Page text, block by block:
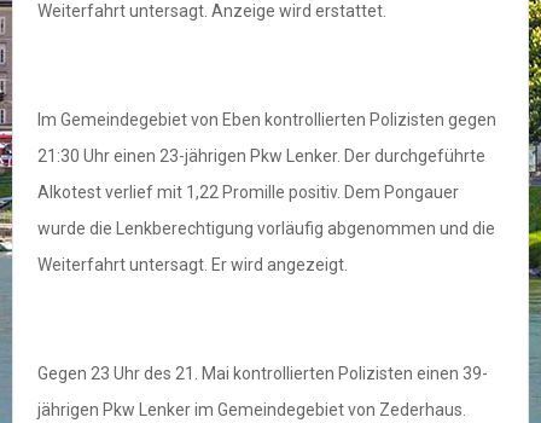
Weiterfahrt untersagt. Anzeige wird erstattet.
Im Gemeindegebiet von Eben kontrollierten Polizisten gegen
21:30 Uhr einen 23-jährigen Pkw Lenker. Der durchgeführte
Alkotest verlief mit 1,22 Promille positiv. Dem Pongauer
wurde die Lenkberechtigung vorläufig abgenommen und die
Weiterfahrt untersagt. Er wird angezeigt.
Gegen 23 Uhr des 21. Mai kontrollierten Polizisten einen 39-
jährigen Pkw Lenker im Gemeindegebiet von Zederhaus.